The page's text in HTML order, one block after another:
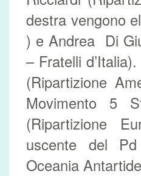
destra vengono
) e Andrea Di
– Fratelli
(Ripartizione
Movimento 5
(Ripartizione
uscente del
Oceania